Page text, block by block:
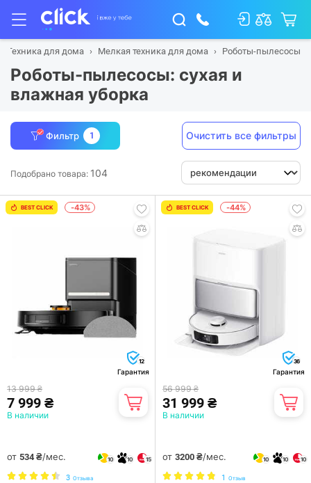
Техника для дома Мелкая техника для дома Роботы-пылесосы
Роботы-пылесосы: сухая и
влажная уборка
Фильтр 1 Очистить все фильтры
Подобрано товара: 104
BEST CLICK -43%
12
Гарантия
13 999 ₴
7 999 ₴
В наличии
от 534 ₴/мес. 10 10 15
3 Отзыва
BEST CLICK -44%
36
Гарантия
56 999 ₴
31 999 ₴
В наличии
от 3200 ₴/мес. 10 10 10
1 Отзыв